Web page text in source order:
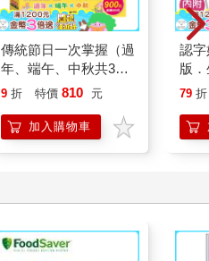
傳統節日一次掌握（過
年、端午、中秋共3
冊）
9 折 特價 810 元
加入購物車
認
版
圖
字
會！
79 折